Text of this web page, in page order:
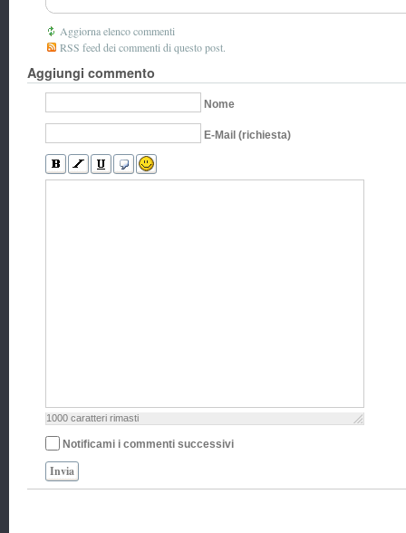
Aggiorna elenco commenti
RSS feed dei commenti di questo post.
Aggiungi commento
Nome
E-Mail (richiesta)
1000 caratteri rimasti
Notificami i commenti successivi
Invia